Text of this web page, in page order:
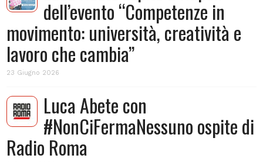
dell’evento “Competenze in
movimento: università, creatività e
lavoro che cambia”
23 Giugno 2026
Luca Abete con
#NonCiFermaNessuno ospite di
Radio Roma